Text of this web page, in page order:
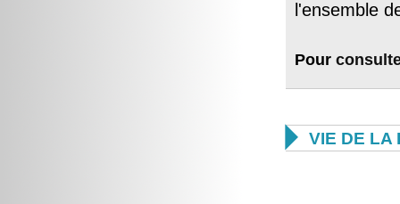
l'ensemble
Pour
 VIE DE LA